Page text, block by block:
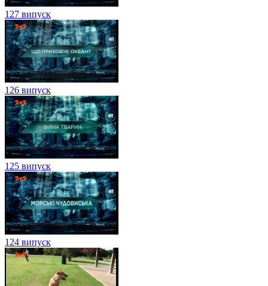
127 випуск
126 випуск
125 випуск
124 випуск